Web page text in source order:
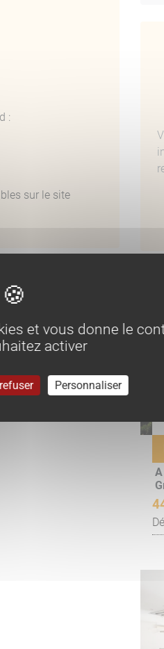
:
sur le site
et vous donne le
activer
Personnaliser